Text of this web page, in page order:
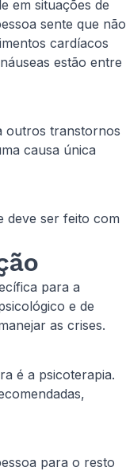
em situações de
sente que não
cardíacos
estão entre
outros transtornos
causa única
deve ser feito com
para a
e de
as crises.
é a psicoterapia.
para o resto